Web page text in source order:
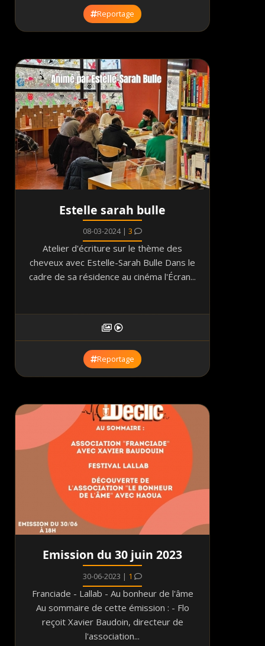
Reportage
Estelle sarah bulle
08-03-2024 | 3
Atelier d'écriture sur le thème des
cheveux avec Estelle-Sarah Bulle Dans le
cadre de sa résidence au cinéma l'Écran...
Reportage
Emission du 30 juin 2023
30-06-2023 | 1
Franciade - Lallab - Au bonheur de l'âme
Au sommaire de cette émission : - Flo
reçoit Xavier Baudoin, directeur de
l'association...